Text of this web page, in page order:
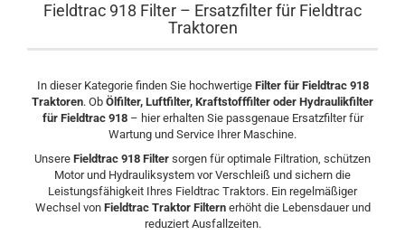
Fieldtrac 918 Filter – Ersatzfilter für Fieldtrac
Traktoren
In dieser Kategorie finden Sie hochwertige Filter für Fieldtrac 918
Traktoren. Ob Ölfilter, Luftfilter, Kraftstofffilter oder Hydraulikfilter
für Fieldtrac 918– hier erhalten Sie passgenaue Ersatzfilter für
Wartung und Service Ihrer Maschine.
Unsere Fieldtrac 918 Filter sorgen für optimale Filtration, schützen
Motor und Hydrauliksystem vor Verschleiß und sichern die
Leistungsfähigkeit Ihres Fieldtrac Traktors. Ein regelmäßiger
Wechsel von Fieldtrac Traktor Filternerhöht die Lebensdauer und
reduziert Ausfallzeiten.